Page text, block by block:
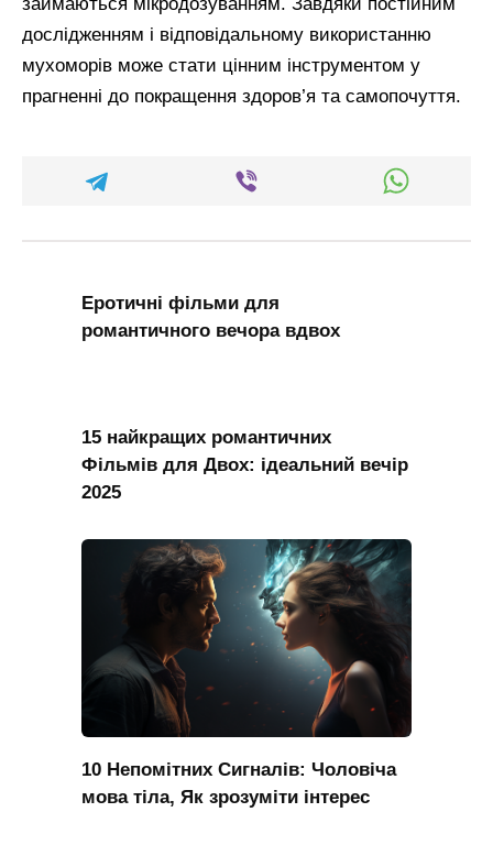
дослідженням і відповідальному використанню
мухоморів може стати цінним інструментом у
прагненні до покращення здоров’я та самопочуття.
Еротичні фільми для
романтичного вечора вдвох
15 найкращих романтичних
Фільмів для Двох: ідеальний вечір
2025
10 Непомітних Сигналів: Чоловіча
мова тіла, Як зрозуміти інтерес